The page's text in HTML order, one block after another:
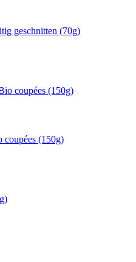
geschnitten (70g)
coupées (150g)